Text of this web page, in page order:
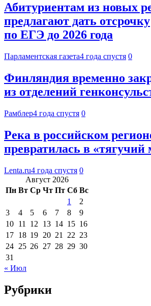
Абитуриентам из новых
предлагают дать отсрочку
по ЕГЭ до 2026 года
Парламентская газета4 года спустя 0
Финляндия временно
из отделений
Рамблер4 года спустя 0
Река в российском
превратилась в «тягучий
Lenta.ru4 года спустя 0
Август 2026
Пн Вт Ср Чт Пт Сб Вс
1
2
3
4 5 6 7 8
9
10 11 12 13 14 15 16
17 18 19 20 21 22 23
24 25 26 27 28 29 30
31
« Июл
Рубрики